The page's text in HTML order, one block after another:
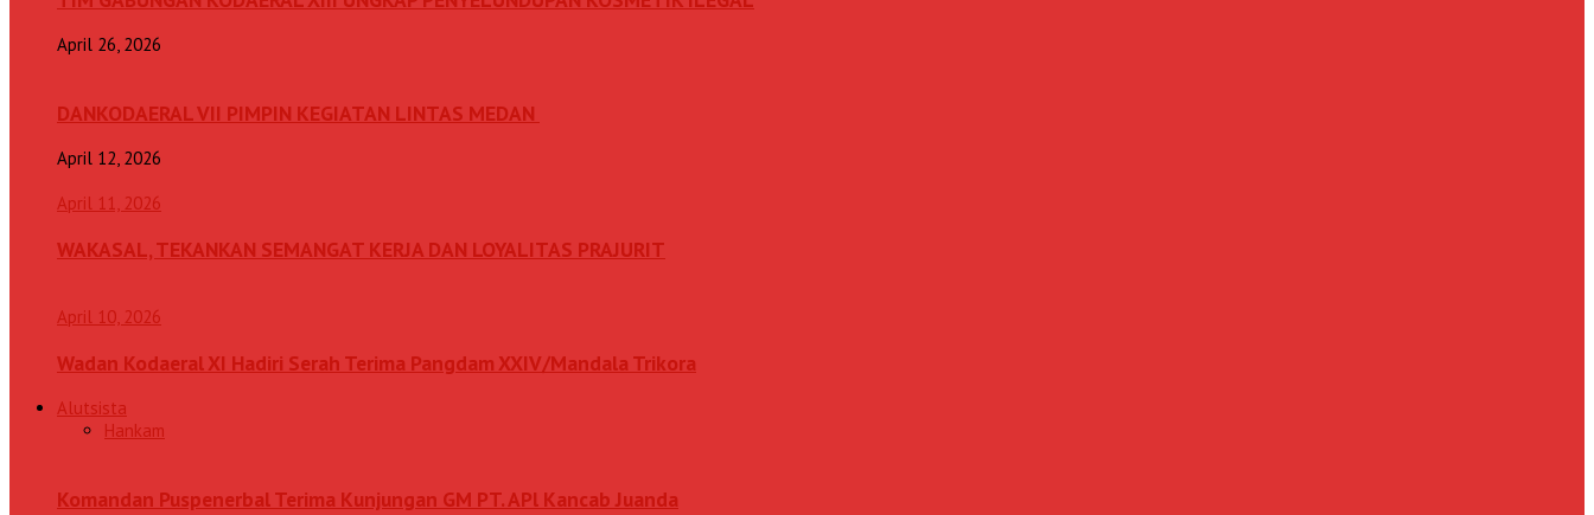
April 26, 2026
DANKODAERAL VII PIMPIN KEGIATAN LINTAS MEDAN
April 12, 2026
April 11, 2026
WAKASAL, TEKANKAN SEMANGAT KERJA DAN LOYALITAS PRAJURIT
April 10, 2026
Wadan Kodaeral XI Hadiri Serah Terima Pangdam XXIV/Mandala Trikora
Alutsista
Hankam
Komandan Puspenerbal Terima Kunjungan GM PT. APl Kancab Juanda